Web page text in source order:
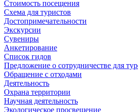
Стоимость посещения
Схема для туристов
Достопримечательности
Экскурсии
Сувениры
Анкетирование
Список гидов
Предложение о сотрудничестве для
Обращение с отходами
Деятельность
Охрана территории
Научная деятельность
Экологическое просвещение